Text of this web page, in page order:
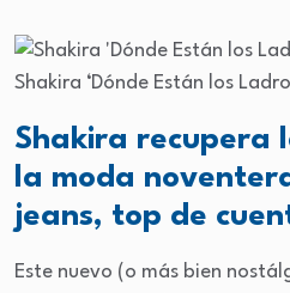
Shakira ‘Dónde Están los
Shakira recupera
la moda
jeans, top de
Este nuevo (o más bien